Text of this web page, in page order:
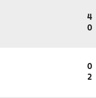
4
0
0
2